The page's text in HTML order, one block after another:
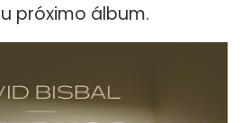
próximo álbum.